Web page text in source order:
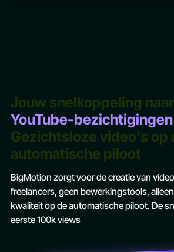
Jouw snelkoppeling naar
YouTube-bezichtigingen
Gezichtsloze video's op
automatische piloot
BigMotion zorgt voor de creatie van
freelancers, geen bewerkingstools,
kwaliteit op de automatische piloot. De
eerste 100k views